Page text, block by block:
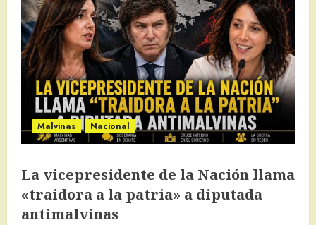
Malvinas Nacional
La vicepresidente de la Nación llama
«traidora a la patria» a diputada
antimalvinas